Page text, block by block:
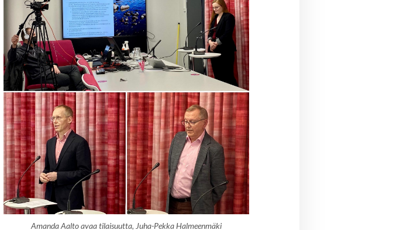
Amanda Aalto avaa tilaisuutta, Juha-Pekka Halmeenmäki